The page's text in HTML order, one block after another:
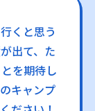
くと思う
出て、た
を期待し
キャンプ